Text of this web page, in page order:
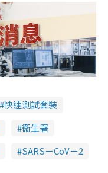
快速測試套裝
衞生署
SARS－CoV－2